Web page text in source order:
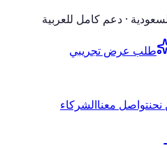
طلب عرض تجريبي
تواصل معناالشركاء